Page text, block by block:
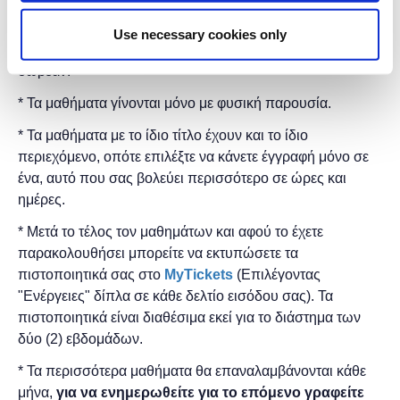
Use necessary cookies only
Η εκδήλωση γίνεται
με την υποστήριξη της
δωρεάν.
* Τα μαθήματα γίνονται μόνο με φυσική παρουσία.
* Τα μαθήματα με το ίδιο τίτλο έχουν και το ίδιο
περιεχόμενο, οπότε επιλέξτε να κάνετε έγγραφή μόνο σε
ένα, αυτό που σας βολεύει περισσότερο σε ώρες και
ημέρες.
* Μετά το τέλος τον μαθημάτων και αφού το έχετε
παρακολουθήσει μπορείτε να εκτυπώσετε τα
πιστοποιητικά ​σας στο MyTickets (Επιλέγοντας
"Ενέργειες" δίπλα σε κάθε δελτίο εισόδου σας). Τα
πιστοποιητικά είναι διαθέσιμα εκεί για το διάστημα των
δύο (2) εβδομάδων.
* Τα περισσότερα μαθήματα θα επαναλαμβάνονται κάθε
μήνα, για να ενημερωθείτε για το επόμενο γραφείτε